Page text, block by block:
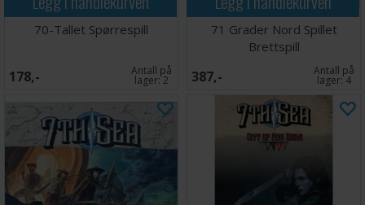
70-Tallet Spørrespill
178,- Antall på
lager:2
71 Grader Nord Spillet
Brettspill
387,- Antall på
lager:4